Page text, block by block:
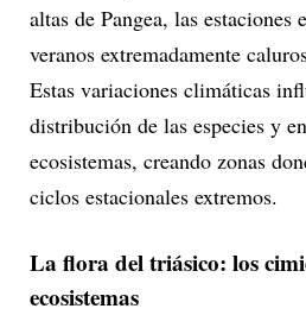
altas de Pangea, las estaciones
veranos extremadamente
Estas variaciones climáticas
distribución de las especies y
ecosistemas, creando zonas
ciclos estacionales extremos.
La flora del triásico: los
ecosistemas